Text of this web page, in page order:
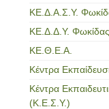
ΚΕ.Δ.Α.Σ.Υ.
ΚΕ.Δ.Δ.Υ. Φωκίδας
ΚΕ.Θ.Ε.Α.
Κέντρα
Κέντρα
(Κ.Ε.Σ.Υ.)